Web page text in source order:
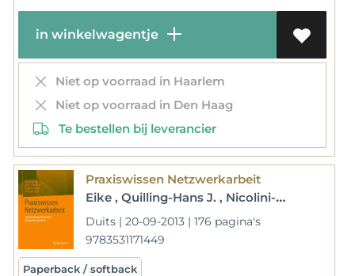
in winkelwagentje
Niet op voorraad in Haarlem
Niet op voorraad in Den Haag
Te bestellen bij leverancier
Praxiswissen Netzwerkarbeit
Eike , Quilling-Hans J. , Nicolini-Christine , Graf-Dagmar , Starke
Duits | 20-09-2013 | 176 pagina's
9783531171449
Paperback / softback